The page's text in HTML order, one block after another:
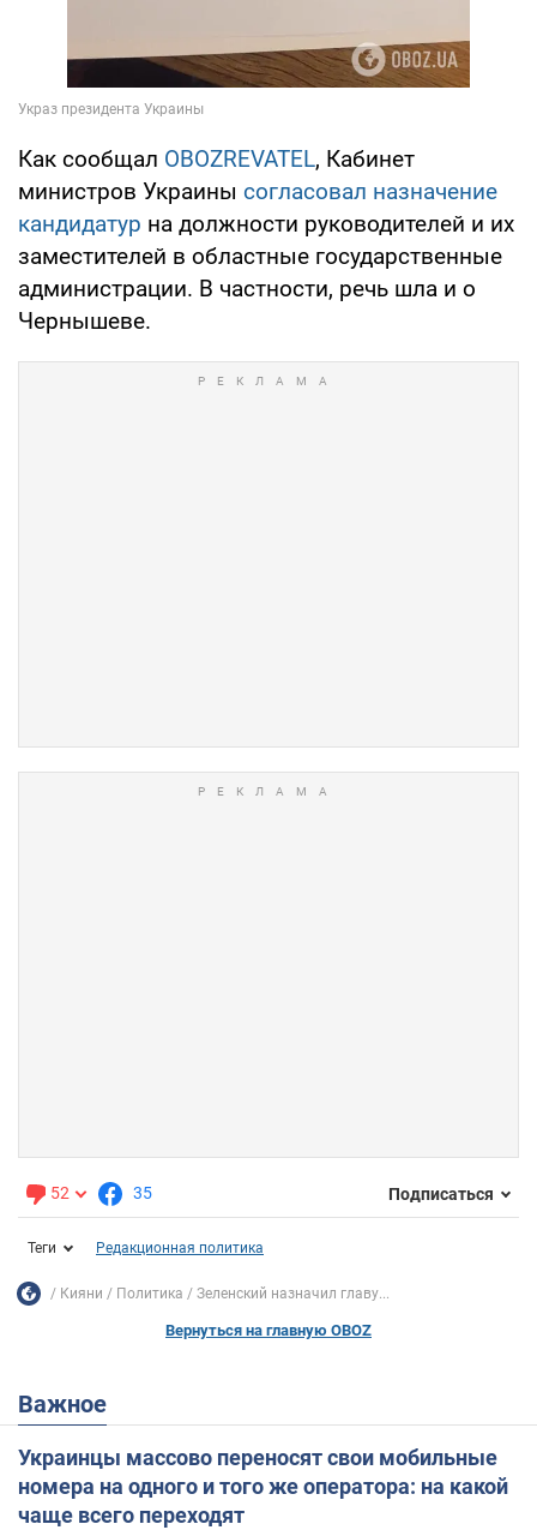
Как сообщал OBOZREVATEL, Кабинет
министров Украины согласовал назначение
кандидатур на должности руководителей и их
заместителей в областные государственные
администрации. В частности, речь шла и о
Чернышеве.
52 35 Подписаться
Теги Редакционная политика
Кияни Политика Зеленский назначил главу...
Вернуться на главную OBOZ
Важное
Украинцы массово переносят свои мобильные
номера на одного и того же оператора: на какой
чаще всего переходят